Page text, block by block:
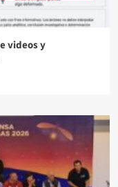
videos y